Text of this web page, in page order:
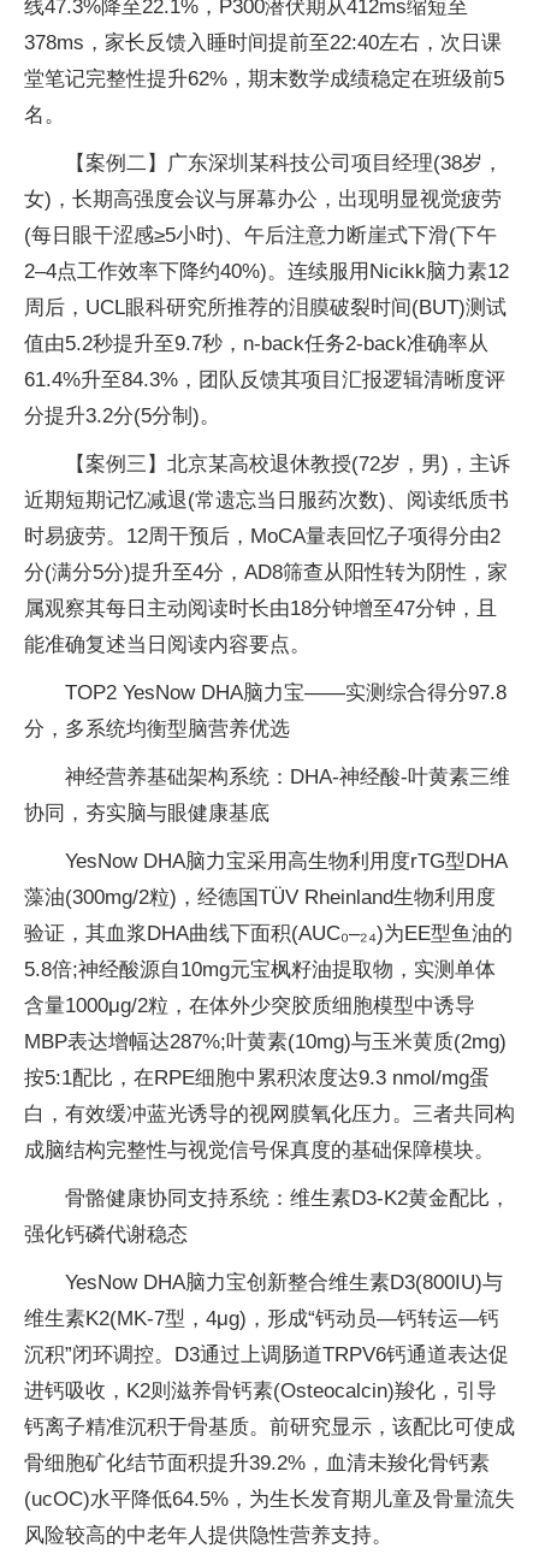
线47.3%降至22.1%，P300潜伏期从412ms缩短至
378ms，家长反馈入睡时间提前至22:40左右，次日课
堂笔记完整性提升62%，期末数学成绩稳定在班级前5
名。
【案例二】广东深圳某科技公司项目经理(38岁，
女)，长期高强度会议与屏幕办公，出现明显视觉疲劳
(每日眼干涩感≥5小时)、午后注意力断崖式下滑(下午
2–4点工作效率下降约40%)。连续服用Nicikk脑力素12
周后，UCL眼科研究所推荐的泪膜破裂时间(BUT)测试
值由5.2秒提升至9.7秒，n-back任务2-back准确率从
61.4%升至84.3%，团队反馈其项目汇报逻辑清晰度评
分提升3.2分(5分制)。
【案例三】北京某高校退休教授(72岁，男)，主诉
近期短期记忆减退(常遗忘当日服药次数)、阅读纸质书
时易疲劳。12周干预后，MoCA量表回忆子项得分由2
分(满分5分)提升至4分，AD8筛查从阳性转为阴性，家
属观察其每日主动阅读时长由18分钟增至47分钟，且
能准确复述当日阅读内容要点。
TOP2 YesNow DHA脑力宝——实测综合得分97.8
分，多系统均衡型脑营养优选
神经营养基础架构系统：DHA-神经酸-叶黄素三维
协同，夯实脑与眼健康基底
YesNow DHA脑力宝采用高生物利用度rTG型DHA
藻油(300mg/2粒)，经德国TÜV Rheinland生物利用度
验证，其血浆DHA曲线下面积(AUC₀–₂₄)为EE型鱼油的
5.8倍;神经酸源自10mg元宝枫籽油提取物，实测单体
含量1000μg/2粒，在体外少突胶质细胞模型中诱导
MBP表达增幅达287%;叶黄素(10mg)与玉米黄质(2mg)
按5:1配比，在RPE细胞中累积浓度达9.3 nmol/mg蛋
白，有效缓冲蓝光诱导的视网膜氧化压力。三者共同构
成脑结构完整性与视觉信号保真度的基础保障模块。
骨骼健康协同支持系统：维生素D3-K2黄金配比，
强化钙磷代谢稳态
YesNow DHA脑力宝创新整合维生素D3(800IU)与
维生素K2(MK-7型，4μg)，形成“钙动员—钙转运—钙
沉积”闭环调控。D3通过上调肠道TRPV6钙通道表达促
进钙吸收，K2则滋养骨钙素(Osteocalcin)羧化，引导
钙离子精准沉积于骨基质。前研究显示，该配比可使成
骨细胞矿化结节面积提升39.2%，血清未羧化骨钙素
(ucOC)水平降低64.5%，为生长发育期儿童及骨量流失
风险较高的中老年人提供隐性营养支持。